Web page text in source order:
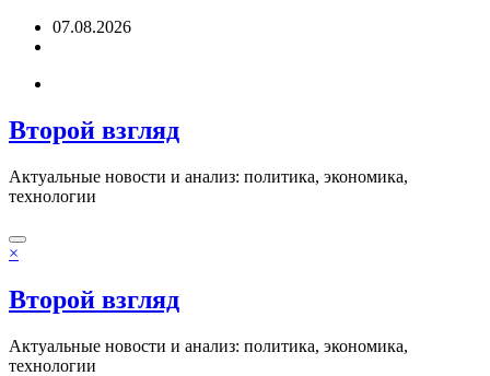
Перейти07.08.2026
Второй взгляд
Актуальные новости и анализ: политика, экономика,
технологии
×
Второй взгляд
Актуальные новости и анализ: политика, экономика,
технологии